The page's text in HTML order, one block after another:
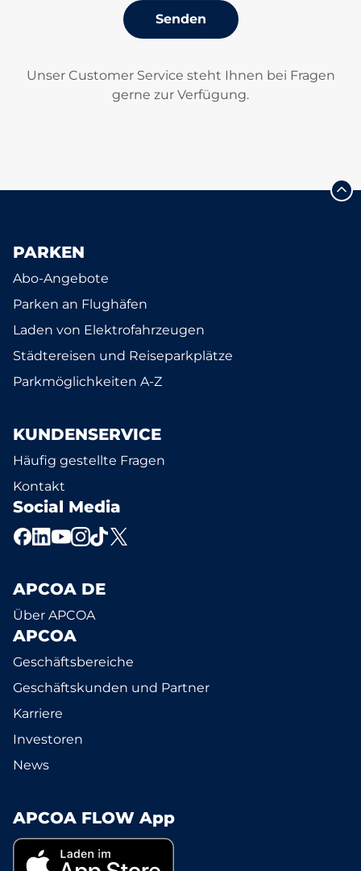
Senden
Unser Customer Service steht Ihnen bei Fragen
gerne zur Verfügung.
PARKEN
Abo-Angebote
Parken an Flughäfen
Laden von Elektrofahrzeugen
Städtereisen und Reiseparkplätze
Parkmöglichkeiten A-Z
KUNDENSERVICE
Häufig gestellte Fragen
Kontakt
Social Media
APCOA DE
Über APCOA
APCOA
Geschäftsbereiche
Geschäftskunden und Partner
Karriere
Investoren
News
APCOA FLOW App